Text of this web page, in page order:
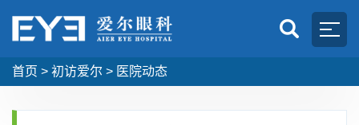
首页 > 初访爱尔 > 医院动态